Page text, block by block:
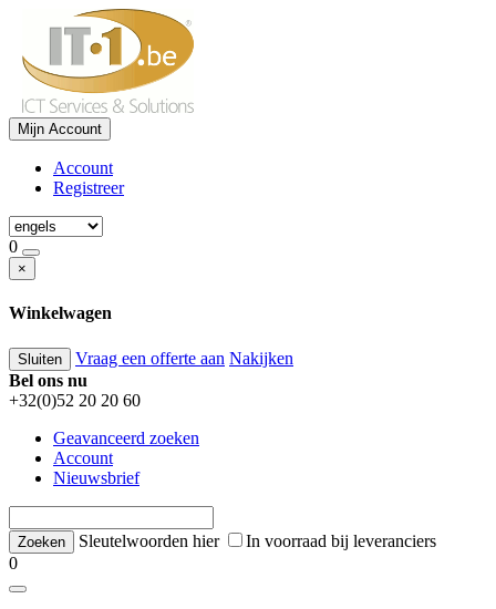
Mijn Account
Account
Registreer
0
×
Winkelwagen
Sluiten Vraag een offerte aan Nakijken
Bel ons nu
+32(0)52 20 20 60
Geavanceerd zoeken
Account
Nieuwsbrief
Sleutelwoorden hier
In voorraad bij leveranciers
0